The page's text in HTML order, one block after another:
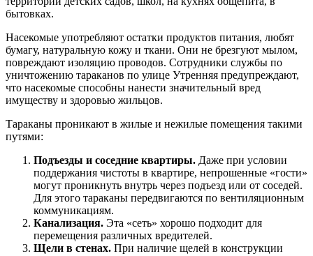
бытовках.
Насекомые употребляют остатки продуктов питания, любят
бумагу, натуральную кожу и ткани. Они не брезгуют мылом,
повреждают изоляцию проводов. Сотрудники службы по
уничтожению тараканов по улице Утренняя предупреждают,
что насекомые способны нанести значительный вред
имуществу и здоровью жильцов.
Тараканы проникают в жилые и нежилые помещения такими
путями:
Подъезды и соседние квартиры. Даже при условии
поддержания чистоты в квартире, непрошенные «гости»
могут проникнуть внутрь через подъезд или от соседей.
Для этого тараканы передвигаются по вентиляционным
коммуникациям.
Канализация. Эта «сеть» хорошо подходит для
перемещения различных вредителей.
Щели в стенах. При наличие щелей в конструкции